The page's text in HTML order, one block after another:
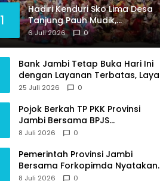
1
Hadiri Kenduri Sko Lima Desa
Tanjung Pauh Mudik,
Gubernur Al Haris Apresiasi
Tradisi jadi Pemersatu dan
Desa
6 Juli 2026 0
Bank Jambi Tetap Buka Hari Ini
dengan Layanan Terbatas,
Penggantian Kartu ATM dan
25 Juli 2026 0
Pojok Berkah TP PKK Provinsi
Jambi Bersama BPJS
Ketenagakerjaan Beri Edukasi
Masyarakat
8 Juli 2026 0
Pemerintah Provinsi Jambi
Bersama Forkopimda Nyatakan
Sikap Tegas Berantas Geng
8 Juli 2026 0